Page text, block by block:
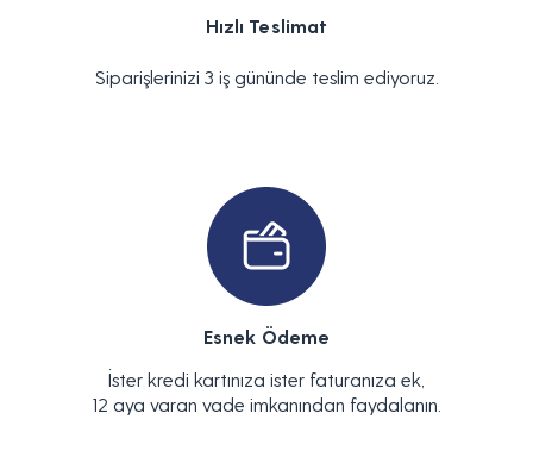
Hızlı Teslimat
Siparişlerinizi 3 iş gününde teslim ediyoruz.
Esnek Ödeme
İster kredi kartınıza ister faturanıza ek,
12 aya varan vade imkanından faydalanın.